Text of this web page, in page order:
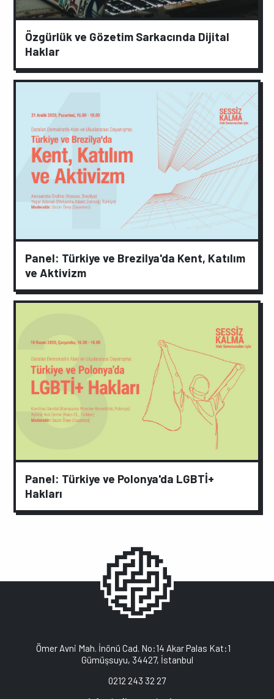
Özgürlük ve Gözetim Sarkacında Dijital
Haklar
Panel: Türkiye ve Brezilya'da Kent, Katılım
ve Aktivizm
Panel: Türkiye ve Polonya'da LGBTİ+
Hakları
Ömer Avni Mah. İnönü Cad. No:14 Akar Palas Kat:1
Gümüşsuyu, 34427, İstanbul
0212 243 32 27